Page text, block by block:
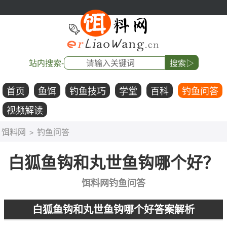
站内搜索- 搜索▷
首页 鱼饵 钓鱼技巧 学堂 百科
钓鱼问答
视频解读
饵料网 > 钓鱼问答
白狐鱼钩和丸世鱼钩哪个好？
饵料网钓鱼问答
白狐鱼钩和丸世鱼钩哪个好答案解析